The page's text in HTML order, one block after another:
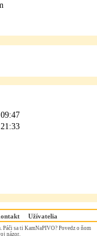
Užívatelia
sa ti KamNaPIVO? Povedz o ňom
názor.